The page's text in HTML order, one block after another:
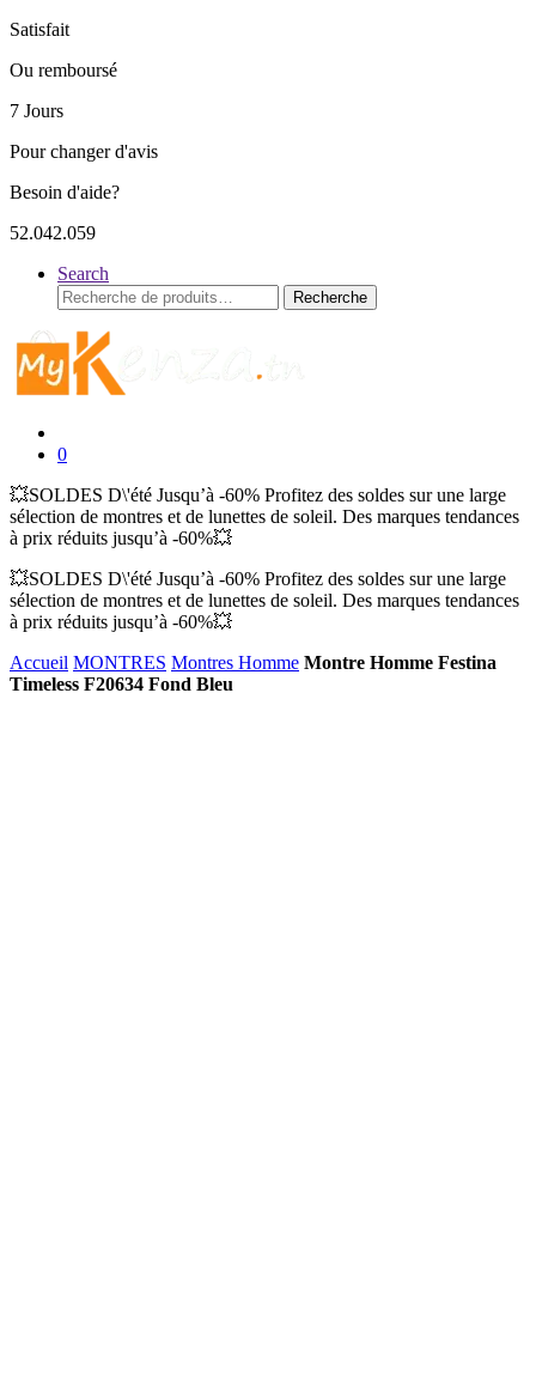
Satisfait
Ou remboursé
7 Jours
Pour changer d'avis
Besoin d'aide?
52.042.059
Search
Recherche
pour :
Recherche
0
💥SOLDES D\'été Jusqu’à -60% Profitez des soldes sur une large
sélection de montres et de lunettes de soleil. Des marques tendances
à prix réduits jusqu’à -60%💥
💥SOLDES D\'été Jusqu’à -60% Profitez des soldes sur une large
sélection de montres et de lunettes de soleil. Des marques tendances
à prix réduits jusqu’à -60%💥
Accueil MONTRES Montres Homme Montre Homme Festina
Timeless F20634 Fond Bleu